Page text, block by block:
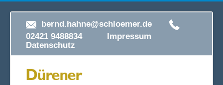
bernd.hahne@schloemer.de
02421 9488834 Impressum
Datenschutz